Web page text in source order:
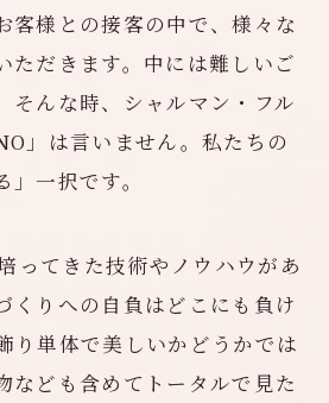
客様との接客の中で、様々な
ただきます。中には難しいご
そんな時、シャルマン・フル
」は言いません。私たちの
一択です。
ってきた技術やノウハウがあ
くりへの自負はどこにも負け
り単体で美しいかどうかでは
なども含めてトータルで見た